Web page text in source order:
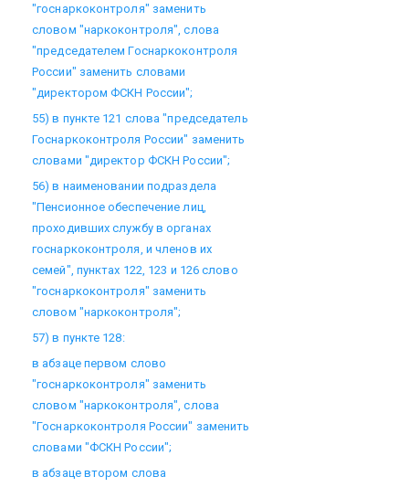
"госнаркоконтроля" заменить
словом "наркоконтроля", слова
"председателем Госнаркоконтроля
России" заменить словами
"директором ФСКН России";
55) в пункте 121 слова "председатель
Госнаркоконтроля России" заменить
словами "директор ФСКН России";
56) в наименовании подраздела
"Пенсионное обеспечение лиц,
проходивших службу в органах
госнаркоконтроля, и членов их
семей", пунктах 122, 123 и 126 слово
"госнаркоконтроля" заменить
словом "наркоконтроля";
57) в пункте 128:
в абзаце первом слово
"госнаркоконтроля" заменить
словом "наркоконтроля", слова
"Госнаркоконтроля России" заменить
словами "ФСКН России";
в абзаце втором слова